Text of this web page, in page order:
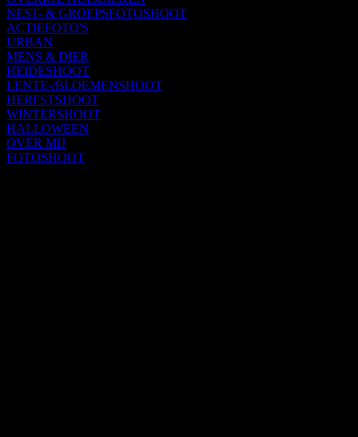
NEST- & GROEPSFOTOSHOOT
ACTIEFOTO'S
URBAN
MENS & DIER
HEIDESHOOT
LENTE-/BLOEMENSHOOT
HERFSTSHOOT
WINTERSHOOT
HALLOWEEN
OVER MIJ
FOTOSHOOT